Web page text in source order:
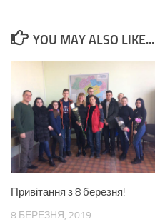
YOU MAY ALSO LIKE...
Привітання з 8 березня!
8 БЕРЕЗНЯ, 2019